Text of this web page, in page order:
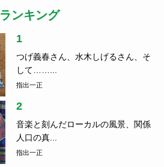
ランキング
1
つげ義春さん、水木しげるさん、そ
して……...
指出一正
2
音楽と刻んだローカルの風景、関係
人口の真...
指出一正